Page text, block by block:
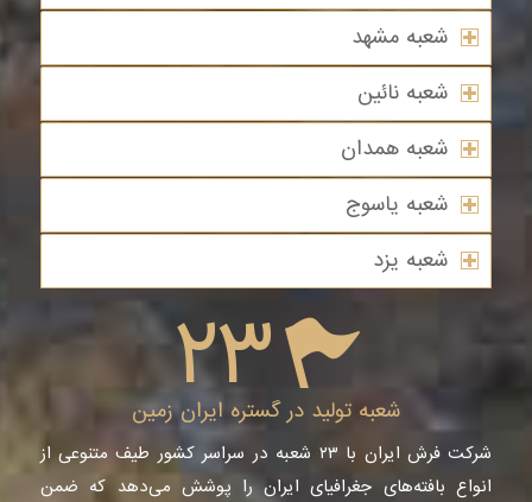
شعبه مشهد
شعبه نائین
شعبه همدان
شعبه یاسوج
شعبه یزد
23
شعبه تولید در گستره ایران زمین
شرکت فرش ایران با ۲۳ شعبه در سراسر کشور طیف متنوعی از
انواع بافته‌های جغرافیای ایران را پوشش می‌دهد که ضمن